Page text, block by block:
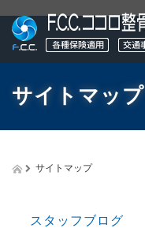
サイトマップ
サイトマップ
スタッフブログ